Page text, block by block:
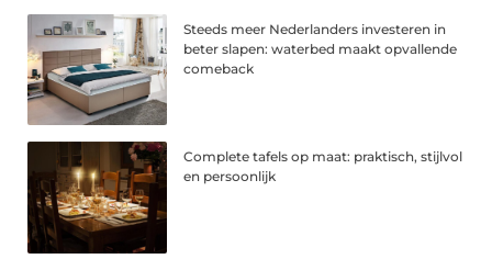
Steeds meer Nederlanders investeren in
beter slapen: waterbed maakt opvallende
comeback
Complete tafels op maat: praktisch, stijlvol
en persoonlijk